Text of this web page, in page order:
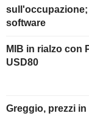
sull'occupazione;
software
MIB in rialzo con
USD80
Greggio, prezzi